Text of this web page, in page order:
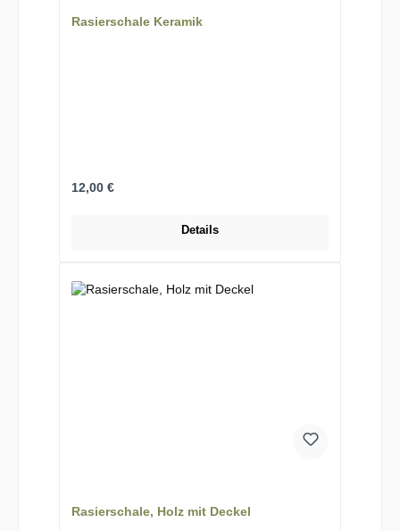
Rasierschale Keramik
Regulärer Preis:
12,00 €
Details
Rasierschale, Holz mit Deckel